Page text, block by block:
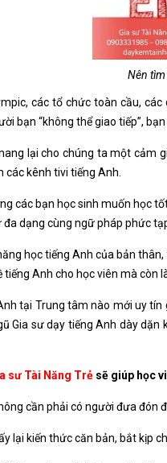
Nên tìm
các tổ chức toàn cầu,
bạn “không thể giao tiếp”,
lại cho chúng ta một
kênh tivi tiếng Anh.
các bạn học sinh muốn học
dạng cùng ngữ pháp phức
học tiếng Anh của bản
Anh cho học viên mà còn
tại Trung tâm nào mới uy
Gia sư dạy tiếng Anh dày
sư Tài Năng Trẻ sẽ giúp học
cần phải có người đưa đón
lại kiến thức căn bản, bắt kịp